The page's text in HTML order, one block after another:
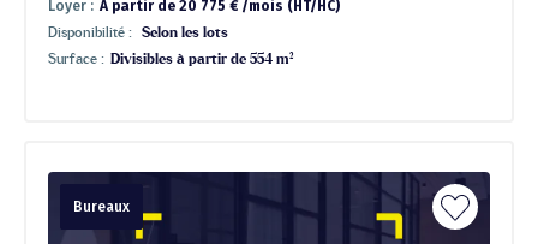
Loyer : À partir de 20 775 € /mois (HT/HC)
Disponibilité :
Selon les lots
Surface : Divisibles à partir de 554 m²
Bureaux